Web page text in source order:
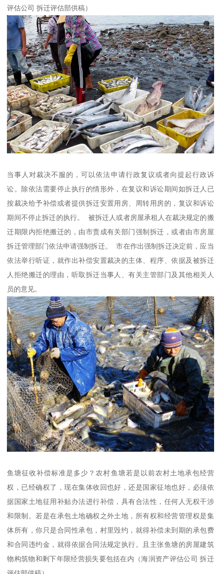
评估公司 拆迁评估部供稿）
当事人对裁决不服的，可以依法申请行政复议或者向提起行政诉
讼。除依法需要停止执行的情形外，在复议和诉讼期间如拆迁人已
按裁决给予补偿或者提供拆迁安置用房、周转用房的，复议和诉讼
期间不停止拆迁的执行。 被拆迁人或者房屋承租人在裁决规定的搬
迁期限内拒绝搬迁的，由市责成有关部门强制拆迁，或者由市房屋
拆迁管理部门依法申请强制拆迁。 市在作出强制拆迁决定前，应当
依法举行听证，就作出补偿安置裁决的主体、程序、依据及被拆迁
人拒绝搬迁的理由，听取拆迁当事人、有关主管部门及其他相关人
员的意见。
鱼塘征收补偿标准是多少？农村鱼塘若是以前农村土地承包经营
权，已经确权了，现在集体收回也好，还是国家征地也好，必须依
据国家土地征用补贴办法进行补偿，具有合法性，任何人无权干涉
和限制。若是在承包土地确权之外土地，所有权和经营管理权是集
体所有，你只是合同性承包，村里毁约，就得补偿未到期的承包费
和合同违约金，就得依据合同法规定执行。且主张鱼塘的房屋建筑
物构筑物和剩下年限经营损失要包括在内（海润资产评估公司 拆迁